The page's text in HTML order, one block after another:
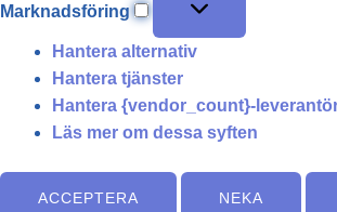
Marknadsföring
Hantera alternativ
Hantera tjänster
Hantera {vendor_count}-
Läs mer om dessa syften
ACCEPTERA NEKA